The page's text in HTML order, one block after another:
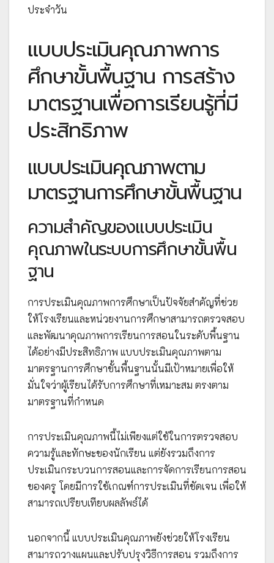
ประจำวัน
แบบประเมินคุณภาพการ
ศึกษาขั้นพื้นฐาน การสร้าง
มาตรฐานเพื่อการเรียนรู้ที่มี
ประสิทธิภาพ
แบบประเมินคุณภาพตาม
มาตรฐานการศึกษาขั้นพื้นฐาน
ความสำคัญของแบบประเมิน
คุณภาพในระบบการศึกษาขั้นพื้น
ฐาน
การประเมินคุณภาพการศึกษาเป็นปัจจัยสำคัญที่ช่วย
ให้โรงเรียนและหน่วยงานการศึกษาสามารถตรวจสอบ
และพัฒนาคุณภาพการเรียนการสอนในระดับพื้นฐาน
ได้อย่างมีประสิทธิภาพ แบบประเมินคุณภาพตาม
มาตรฐานการศึกษาขั้นพื้นฐานนั้นมีเป้าหมายเพื่อให้
มั่นใจว่าผู้เรียนได้รับการศึกษาที่เหมาะสม ตรงตาม
มาตรฐานที่กำหนด
การประเมินคุณภาพนี้ไม่เพียงแต่ใช้ในการตรวจสอบ
ความรู้และทักษะของนักเรียน แต่ยังรวมถึงการ
ประเมินกระบวนการสอนและการจัดการเรียนการสอน
ของครู โดยมีการใช้เกณฑ์การประเมินที่ชัดเจน เพื่อให้
สามารถเปรียบเทียบผลลัพธ์ได้
นอกจากนี้ แบบประเมินคุณภาพยังช่วยให้โรงเรียน
สามารถวางแผนและปรับปรุงวิธีการสอน รวมถึงการ